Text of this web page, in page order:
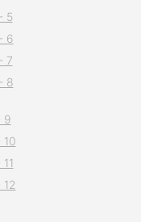
5
6
7
8
9
10